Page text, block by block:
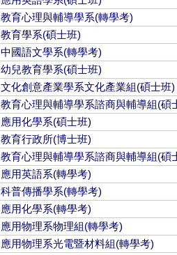
教育心理與輔導學系(轉學考)
教育學系(碩士班)
中國語文學系(轉學考)
幼兒教育學系(碩士班)
文化創意產業學系文化產業組(碩士班)
教育心理與輔導學系諮商與輔導組(碩
應用化學系(碩士班)
教育行政所(博士班)
教育心理與輔導學系諮商與輔導組(碩
應用英語系(轉學考)
科普傳播學系(轉學考)
應用化學系(轉學考)
應用物理系物理組(轉學考)
應用物理系光電暨材料組(轉學考)